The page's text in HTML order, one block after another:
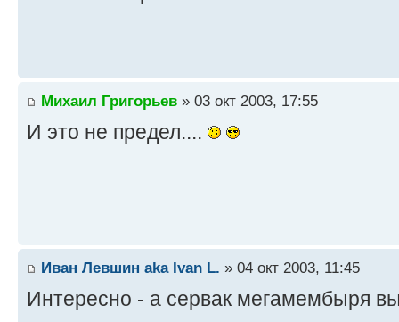
Михаил Григорьев » 03 окт 2003, 17:55
И это не предел....
Иван Левшин aka Ivan L. » 04 окт 2003, 11:45
Интересно - а сервак мегамембыря